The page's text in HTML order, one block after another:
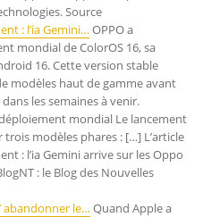
Source
: l’ia Gemini…OPPO a
mondial de ColorOS 16, sa
16. Cette version stable
modèles haut de gamme avant
les semaines à venir.
mondial Le lancement
modèles phares : […] L’article
: l’ia Gemini arrive sur les Oppo
: le Blog des Nouvelles
abandonner le…Quand Apple a